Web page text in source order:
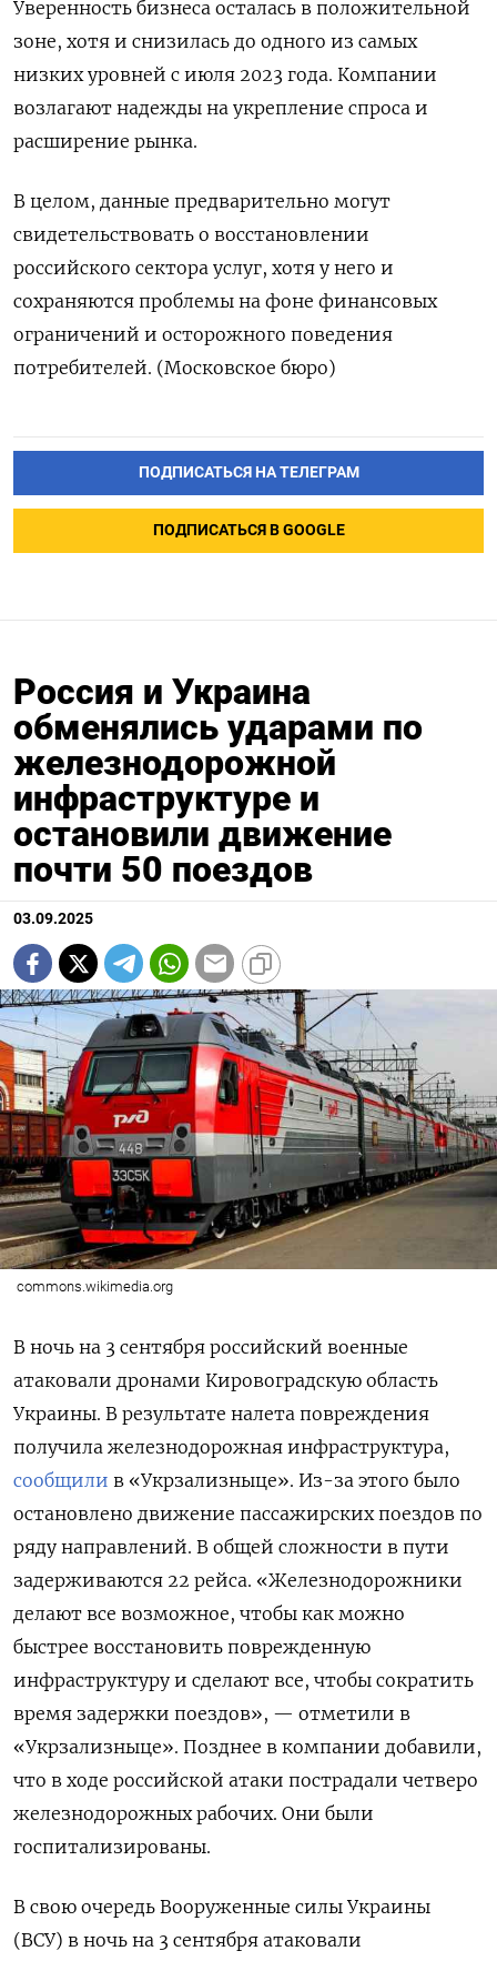
Уверенность бизнеса осталась в положительной
зоне, хотя и снизилась до одного из самых
низких уровней с июля 2023 года. Компании
возлагают надежды на укрепление спроса и
расширение рынка.
В целом, данные предварительно могут
свидетельствовать о восстановлении
российского сектора услуг, хотя у него и
сохраняются проблемы на фоне финансовых
ограничений и осторожного поведения
потребителей. (Московское бюро)
ПОДПИСАТЬСЯ НА ТЕЛЕГРАМ
ПОДПИСАТЬСЯ В GOOGLE
Россия и Украина
обменялись ударами по
железнодорожной
инфраструктуре и
остановили движение
почти 50 поездов
03.09.2025
commons.wikimedia.org
В ночь на 3 сентября российский военные
атаковали дронами Кировоградскую область
Украины. В результате налета повреждения
получила железнодорожная инфраструктура,
сообщили в «Укрзализныце». Из-за этого было
остановлено движение пассажирских поездов по
ряду направлений. В общей сложности в пути
задерживаются 22 рейса. «Железнодорожники
делают все возможное, чтобы как можно
быстрее восстановить поврежденную
инфраструктуру и сделают все, чтобы сократить
время задержки поездов», — отметили в
«Укрзализныце». Позднее в компании добавили,
что в ходе российской атаки пострадали четверо
железнодорожных рабочих. Они были
госпитализированы.
В свою очередь Вооруженные силы Украины
(ВСУ) в ночь на 3 сентября атаковали